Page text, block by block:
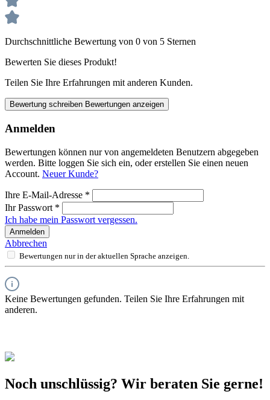
Durchschnittliche Bewertung von 0 von 5 Sternen
Bewerten Sie dieses Produkt!
Teilen Sie Ihre Erfahrungen mit anderen Kunden.
Bewertung schreiben Bewertungen anzeigen
Anmelden
Bewertungen können nur von angemeldeten Benutzern abgegeben
werden. Bitte loggen Sie sich ein, oder erstellen Sie einen neuen
Account. Neuer Kunde?
Ihre E-Mail-Adresse *
Ihr Passwort *
Ich habe mein Passwort vergessen.
Anmelden
Abbrechen
Bewertungen nur in der aktuellen Sprache anzeigen.
Keine Bewertungen gefunden. Teilen Sie Ihre Erfahrungen mit
anderen.
Noch unschlüssig? Wir beraten Sie gerne!